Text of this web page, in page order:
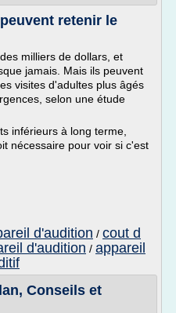
retenir le
milliers de dollars, et
jamais. Mais ils peuvent
visites d'adultes plus âgés
selon une étude
inférieurs à long terme,
nécessaire pour voir si c'est
d'audition / cout d
d'audition / appareil
Conseils et